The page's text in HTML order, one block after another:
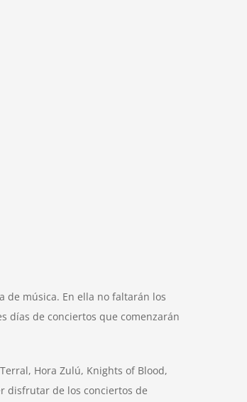
de música. En ella no faltarán los
días de conciertos que comenzarán
Hora Zulú, Knights of Blood,
disfrutar de los conciertos de